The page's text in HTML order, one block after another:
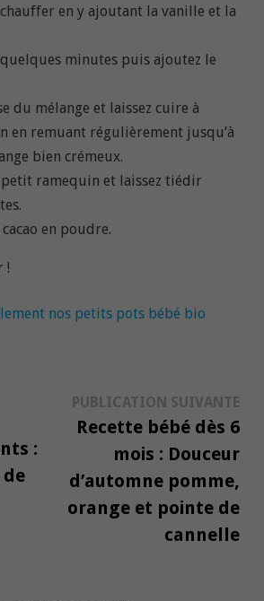
en y ajoutant la vanille et la
minutes puis ajoutez le
du mélange et laissez cuire à
en remuant régulièrement jusqu’à
bien crémeux.
petit ramequin et laissez tiédir
en poudre.
!
nos petits pots bébé bio
:
:
PUBLICATION SUIVANTE
Recette bébé dès 6
mois : Douceur
d’automne pomme,
orange et pointe de
cannelle